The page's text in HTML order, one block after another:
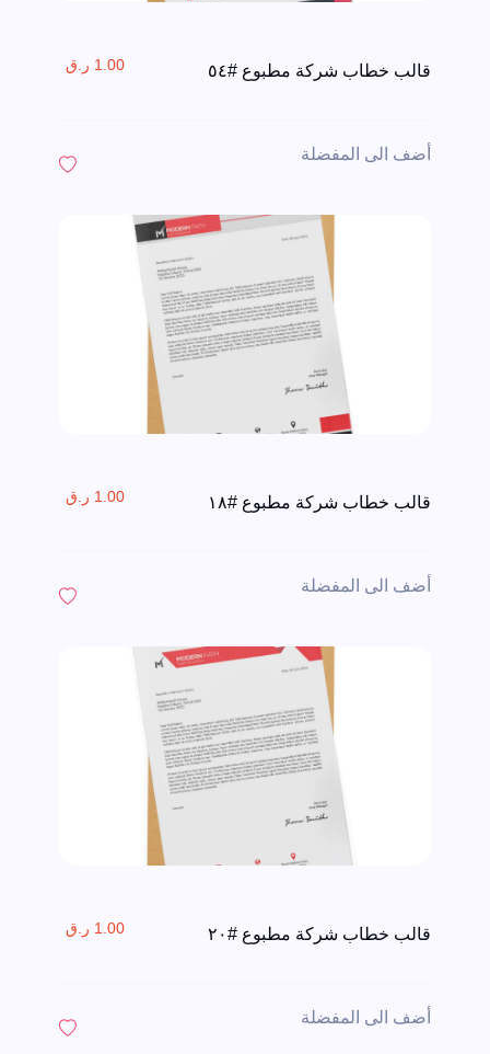
قالب خطاب شركة مطبوع #٥٤ 1.00 ر.ق
أضف الى المفضلة
قالب خطاب شركة مطبوع #١٨ 1.00 ر.ق
أضف الى المفضلة
قالب خطاب شركة مطبوع #٢٠ 1.00 ر.ق
أضف الى المفضلة